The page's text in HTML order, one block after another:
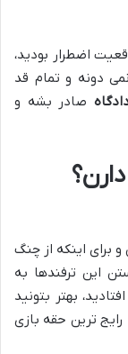
اضطرار بودید،
دونه و تمام قد
صادر بشه و
برای اینکه از چنگ
این ترفندها به
بهتر بتونید
رایج ترین حقه بازی